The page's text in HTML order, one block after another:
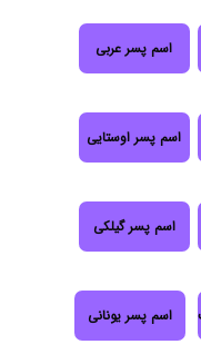
اسم پسر عربی
اسم پسر اوستایی
اسم پسر گیلکی
اسم پسر یونانی